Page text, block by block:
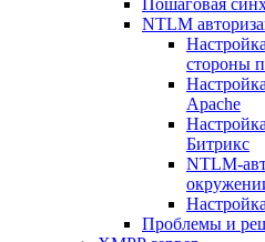
Пошаговая
NTLM
стороны
Apache
Битрикс
NTLM-
Проблемы и